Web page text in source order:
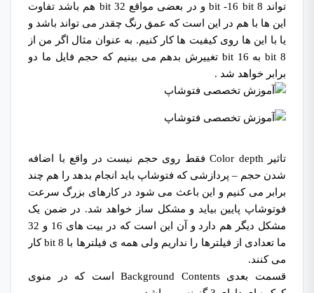
تواند 8 bit -16 bit و در بعضی مواقع 32 bit هم باشد تفاوت
این ها با هم در این است که عمق رنگ چقدر می تواند باشد و
یا با این ها روی کیفیت ها کار کنیم. به عنوان مثال اگر من از
8 bit به 16 bit تغییرش بدهم می بینیم که حجم فایل ما دو
برابر خواهد شد .
تاثیر Color depth فقط روی حجم نیست در واقع با اضافه
شدن حجم – پردازشی که فتوشاپ باید انجام بدهد را هم چند
برابر می کنیم و این باعث می شود در کارهای بزرگ سرعت
فوتوشاپ پایین بیاید و مشکل ساز خواهد شد. در ضمن یک
مشکل دیگر هم دارد و آن این است که در بیت های 16 و 32
ما تعدادی از فیلترها را نداریم ولی همه ی فیلترها با 8 bit کار
می کنند.
قسمت بعدی Background Contents است که در منوی